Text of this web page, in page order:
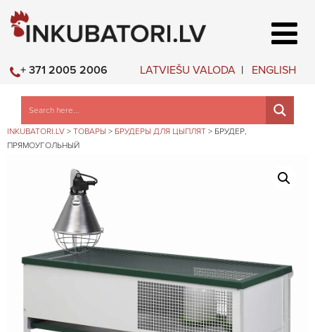
LATVIEŠU VALODA ENGLISH
+ 371 2005 2006
INKUBATORI.LV > ТОВАРЫ > БРУДЕРЫ ДЛЯ ЦЫПЛЯТ > БРУДЕР,
ПРЯМОУГОЛЬНЫЙ